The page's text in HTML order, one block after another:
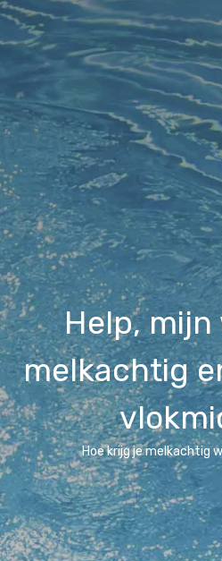
Help,
melkachtig
Hoe krijg je melkachtig